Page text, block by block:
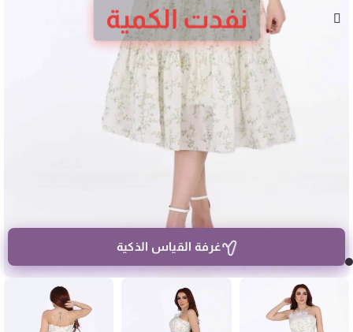
نفدت الكمية
غرفة القياس الذكية